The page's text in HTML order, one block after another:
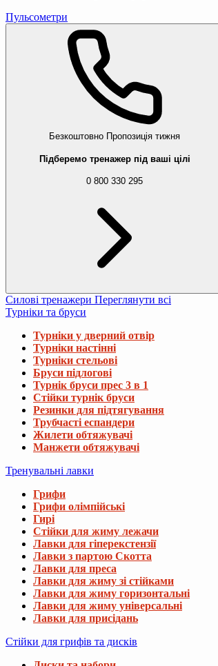
Пульсометри
Безкоштовно Пропозиція тижня
Підберемо тренажер під ваші цілі
0 800 330 295
Силові тренажери Переглянути всі
Турніки та бруси
Турніки у дверний отвір
Турніки настінні
Турніки стельові
Бруси підлогові
Турнік бруси прес 3 в 1
Стійки турнік бруси
Резинки для підтягування
Трубчасті еспандери
Жилети обтяжувачі
Манжети обтяжувачі
Тренувальні лавки
Грифи
Грифи олімпійські
Гирі
Стійки для жиму лежачи
Лавки для гіперекстензії
Лавки з партою Скотта
Лавки для преса
Лавки для жиму зі стійками
Лавки для жиму горизонтальні
Лавки для жиму універсальні
Лавки для присідань
Стійки для грифів та дисків